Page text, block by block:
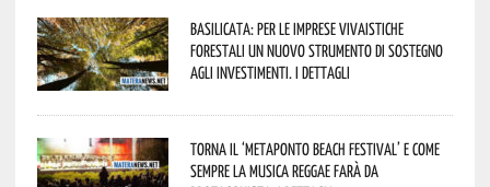
Basilicata: per le imprese vivaistiche
forestali un nuovo strumento di sostegno
agli investimenti. I dettagli
Torna il ‘Metaponto beach festival’ e come
sempre la musica reggae farà da